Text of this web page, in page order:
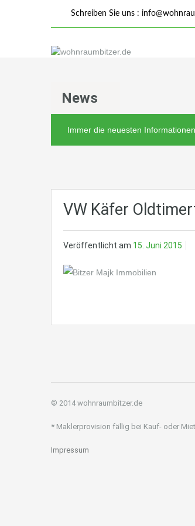
Schreiben Sie uns :
News
Immer die neuesten Informationen
VW Käfer
Veröffentlicht am 15. Juni 2015
© 2014 wohnraumbitzer.de
* Maklerprovision fällig bei Kauf- oder
Impressum